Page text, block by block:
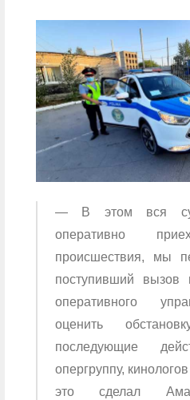
— В этом вся
оперативно
происшествия, мы
поступивший
оперативного
оценить
последующие
опергруппу,
это сделал